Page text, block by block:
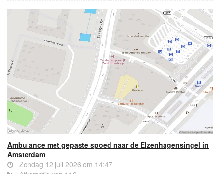
Ambulance met gepaste spoed naar de Elzenhagensingel in
Amsterdam
Zondag 12 juli 2026 om 14:47